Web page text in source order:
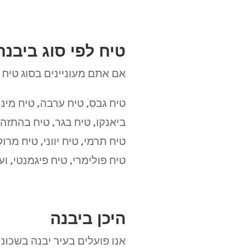
טיח לפי סוג
אם אתם מעוניינים בסוג טיח
טיח גבס, טיח ערבה, טיח
ביאנקו, טיח בגר, טיח
טיח תרמי, טיח יווני, טיח
טיח פולימרי, טיח פיגמנטי,
היכן ביבנה
אנו פועלים בעיר יבנה